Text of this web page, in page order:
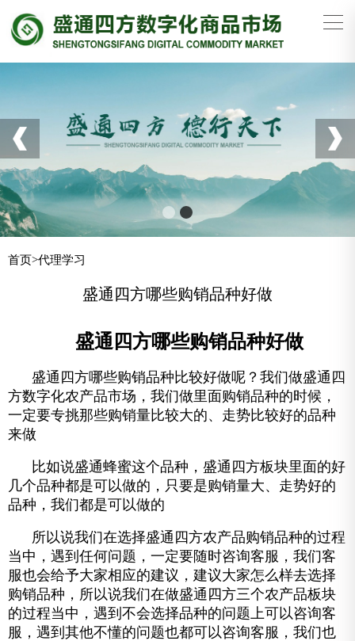
首页>代理学习
盛通四方哪些购销品种好做
盛通四方哪些购销品种好做
盛通四方哪些购销品种比较好做呢？我们做盛通四
方数字化农产品市场，我们做里面购销品种的时候，
一定要专挑那些购销量比较大的、走势比较好的品种
来做
比如说盛通蜂蜜这个品种，盛通四方板块里面的好
几个品种都是可以做的，只要是购销量大、走势好的
品种，我们都是可以做的
所以说我们在选择盛通四方农产品购销品种的过程
当中，遇到任何问题，一定要随时咨询客服，我们客
服也会给予大家相应的建议，建议大家怎么样去选择
购销品种，所以说我们在做盛通四方三个农产品板块
的过程当中，遇到不会选择品种的问题上可以咨询客
服，遇到其他不懂的问题也都可以咨询客服，我们也